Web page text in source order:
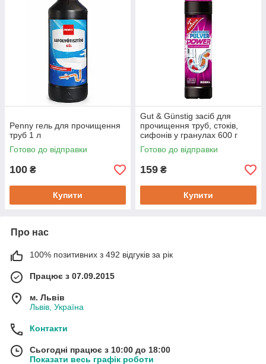
Penny гель для прочищення
труб 1 л
Готово до відправки
100 ₴
Купити
Gut & Günstig засіб для
прочищення труб, стоків,
сифонів у гранулах 600 г
Готово до відправки
159 ₴
Купити
Про нас
100% позитивних з 492 відгуків за рік
Працює з 07.09.2015
м. Львів
Львів, Україна
Контакти
Сьогодні працює з 10:00 до 18:00
Показати весь графік роботи